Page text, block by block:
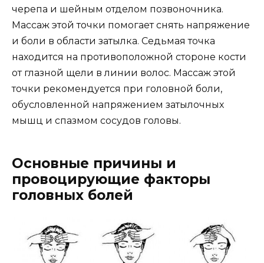
черепа и шейным отделом позвоночника.
Массаж этой точки помогает снять напряжение
и боли в области затылка. Седьмая точка
находится на противоположной стороне кости
от глазной щели в линии волос. Массаж этой
точки рекомендуется при головной боли,
обусловленной напряжением затылочных
мышц и спазмом сосудов головы.
Основные причины и
провоцирующие факторы
головных болей